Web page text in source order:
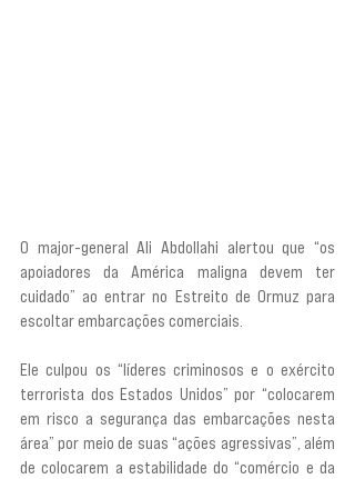
O major-general Ali Abdollahi alertou que “os
apoiadores da América maligna devem ter
cuidado” ao entrar no Estreito de Ormuz para
escoltar embarcações comerciais.
Ele culpou os “líderes criminosos e o exército
terrorista dos Estados Unidos” por “colocarem
em risco a segurança das embarcações nesta
área” por meio de suas “ações agressivas”, além
de colocarem a estabilidade do “comércio e da